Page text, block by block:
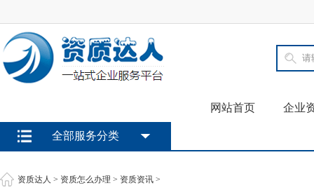
网站首页 企业
全部服务分类
资质达人 > 资质怎么办理 > 资质资讯 >